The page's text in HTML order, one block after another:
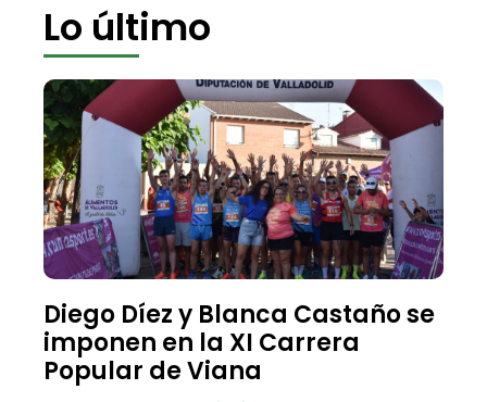
Lo último
Diego Díez y Blanca Castaño se
imponen en la XI Carrera
Popular de Viana